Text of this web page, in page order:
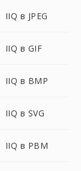
IIQ в JPEG
IIQ в GIF
IIQ в BMP
IIQ в SVG
IIQ в PBM